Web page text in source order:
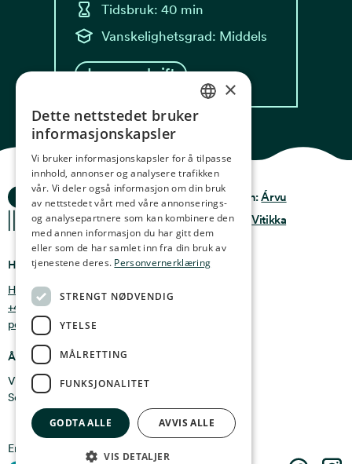
Tidsbruk: 40 min
Vanskelighetsgrad: Middels
Les oppskrift
Ocean Stories
Hvor finner du oss
Holmen 4b, 9750 Honningsvåg, Norge
+47 47 99 00 95
post@oceanstories.no
Åpningstider
Vintersesong 1. nov - 30. april: Man - søn 10-16
Sommersesong 1. mai - 31. okt: Man - søn 10-18
Privacy & Policy
Terms & conditions
Design:Árvu
Kode:Vitikka
En del av Cermaq
NORWEGIAN
GERMAN
FRENCH
SPANISH
FINNISH
×
Dette nettstedet bruker
informasjonskapsler
Vi bruker informasjonskapsler for å tilpasse
innhold, annonser og analysere trafikken
vår. Vi deler også informasjon om din bruk
av nettstedet vårt med våre annonserings-
og analysepartnere som kan kombinere den
med annen informasjon du har gitt dem
eller som de har samlet inn fra din bruk av
tjenestene deres. Personvernerklæring
STRENGT NØDVENDIG
YTELSE
MÅLRETTING
FUNKSJONALITET
GODTA ALLE AVVIS ALLE
VIS DETALJER